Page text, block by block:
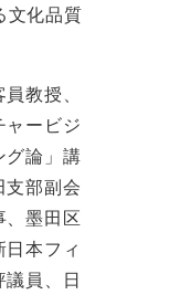
文化品質
教授、
ャービジ
グ論」講
支部副会
、墨田区
本フィ
員、日